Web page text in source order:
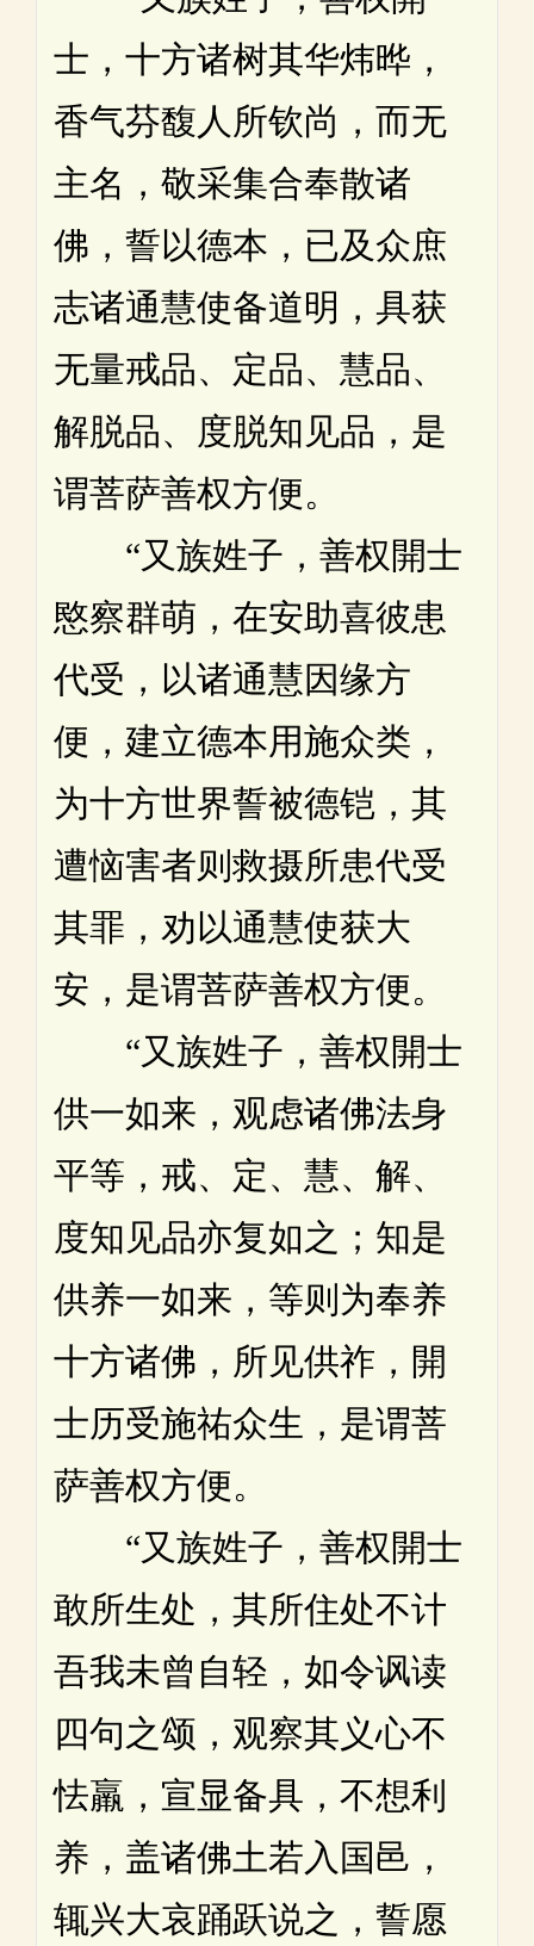
士，十方诸树其华炜晔，
香气芬馥人所钦尚，而无
主名，敬采集合奉散诸
佛，誓以德本，已及众庶
志诸通慧使备道明，具获
无量戒品、定品、慧品、
解脱品、度脱知见品，是
谓菩萨善权方便。
“又族姓子，善权開士
愍察群萌，在安助喜彼患
代受，以诸通慧因缘方
便，建立德本用施众类，
为十方世界誓被德铠，其
遭恼害者则救摄所患代受
其罪，劝以通慧使获大
安，是谓菩萨善权方便。
“又族姓子，善权開士
供一如来，观虑诸佛法身
平等，戒、定、慧、解、
度知见品亦复如之；知是
供养一如来，等则为奉养
十方诸佛，所见供祚，開
士历受施祐众生，是谓菩
萨善权方便。
“又族姓子，善权開士
敢所生处，其所住处不计
吾我未曾自轻，如令讽读
四句之颂，观察其义心不
怯羸，宣显备具，不想利
养，盖诸佛土若入国邑，
辄兴大哀踊跃说之，誓愿